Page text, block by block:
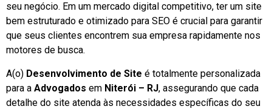
seu negócio. Em um mercado digital competitivo, ter um site
bem estruturado e otimizado para SEO é crucial para garantir
que seus clientes encontrem sua empresa rapidamente nos
motores de busca.
A(o) Desenvolvimento de Site é totalmente personalizada
para a Advogados em Niterói – RJ, assegurando que cada
detalhe do site atenda às necessidades específicas do seu